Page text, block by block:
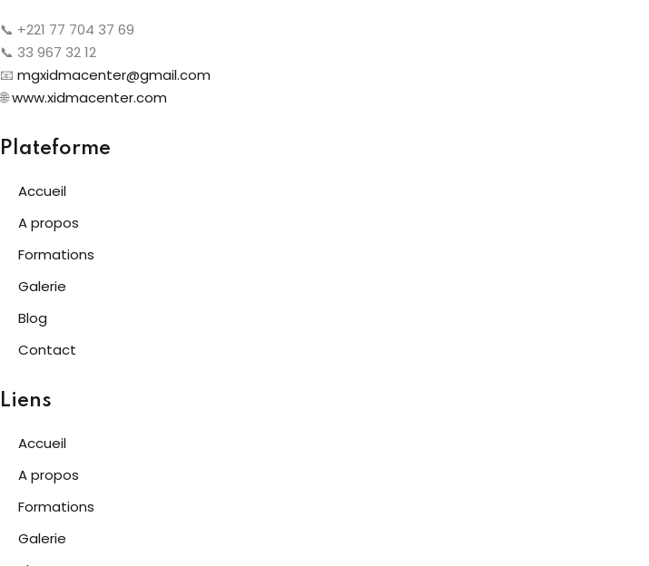
📞 +221 77 704 37 69
📞 33 967 32 12
📧 mgxidmacenter@gmail.com
🌐www.xidmacenter.com
Plateforme
Accueil
A propos
Formations
Galerie
Blog
Contact
Liens
Accueil
A propos
Formations
Galerie